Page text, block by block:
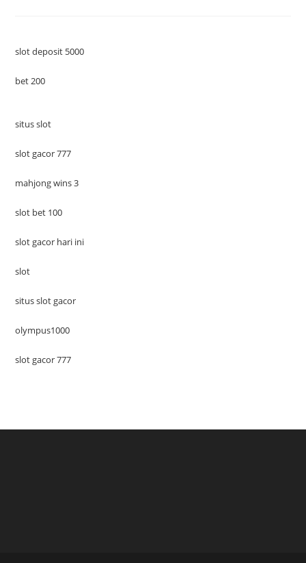
slot deposit 5000
bet 200
situs slot
slot gacor 777
mahjong wins 3
slot bet 100
slot gacor hari ini
slot
situs slot gacor
olympus1000
slot gacor 777